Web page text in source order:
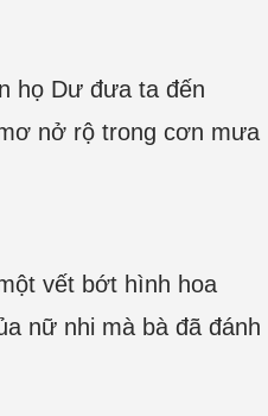
họ Dư đưa ta đến
nở rộ trong cơn mưa
vết bớt hình hoa
nữ nhi mà bà đã đánh